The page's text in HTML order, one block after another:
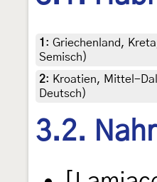
1 : Griechenland,
Semisch)
2: Kroatien, Mittel-
Deutsch)
3.2.